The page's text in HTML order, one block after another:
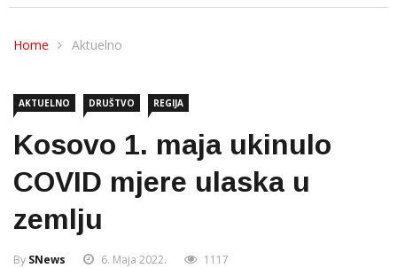
Home Aktuelno
AKTUELNO DRUŠTVO REGIJA
Kosovo 1. maja ukinulo
COVID mjere ulaska u
zemlju
By SNews 6. Maja 2022. 1117